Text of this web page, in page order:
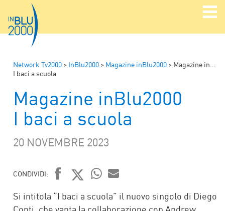
Network Tv2000 > InBlu2000 > Magazine inBlu2000 > Magazine inBlu2000
I baci a scuola
Magazine inBlu2000
I baci a scuola
20 NOVEMBRE 2023
CONDIVIDI:
FACEBOOK
TWITTER
WHATSAPP
MAIL
Si intitola “I baci a scuola” il nuovo singolo di Diego